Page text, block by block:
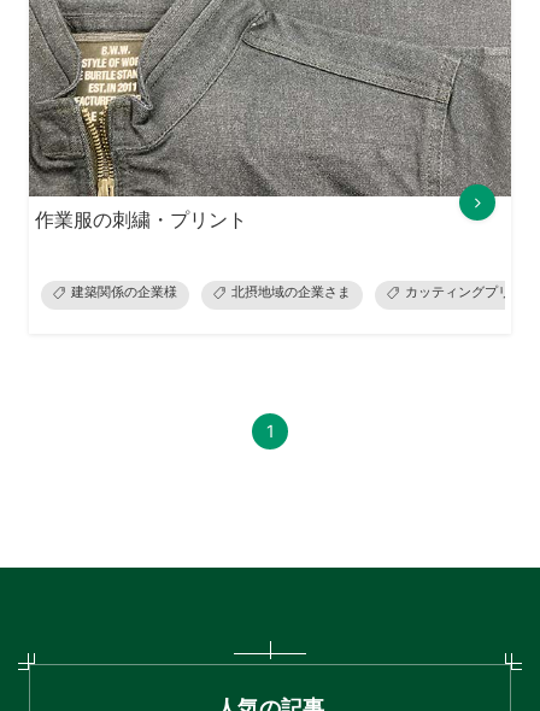
作業服の刺繍・プリント
建築関係の企業様 北摂地域の企業さま カッティングプリント
1